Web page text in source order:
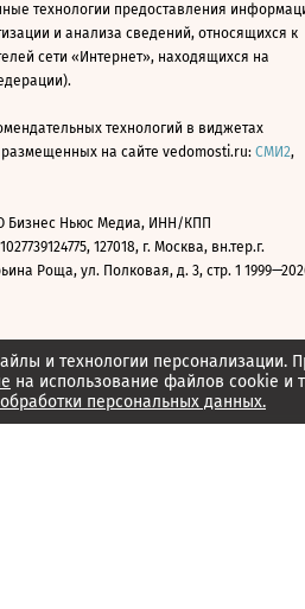
и технологии персонализации.
на использование файлов cookie и
персональных данных.
технологии предоставления
и анализа сведений, относящихся к
сети «Интернет», находящихся на
технологий в виджетах
на сайте vedomosti.ru: СМИ2,
Бизнес Ньюс Медиа, ИНН/КПП
127018, г. Москва, вн.тер.г.
Роща, ул. Полковая, д. 3, стр. 1